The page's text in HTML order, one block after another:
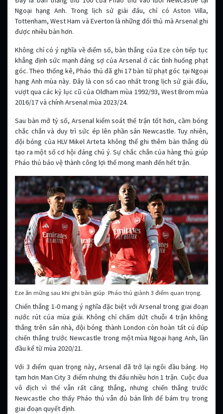
Ngoại hạng Anh. Trong lịch sử giải đấu, chỉ có Aston Villa,
Tottenham, West Ham và Everton là những đối thủ mà Arsenal ghi
được nhiều bàn hơn.
Không chỉ có ý nghĩa về điểm số, bàn thắng của Eze còn tiếp tục
khẳng định sức mạnh đáng sợ của Arsenal ở các tình huống phạt
góc. Theo thống kê, Pháo thủ đã ghi 17 bàn từ phạt góc tại Ngoại
hạng Anh mùa này. Đây là con số cao nhất trong lịch sử giải đấu,
vượt qua các kỷ lục cũ của Oldham mùa 1992/93, West Brom mùa
2016/17 và chính Arsenal mùa 2023/24.
Sau bàn mở tỷ số, Arsenal kiểm soát thế trận tốt hơn, cầm bóng
chắc chắn và duy trì sức ép lên phần sân Newcastle. Tuy nhiên,
đội bóng của HLV Mikel Arteta không thể ghi thêm bàn thắng dù
tạo ra một số cơ hội đáng chú ý. Sự chắc chắn của hàng thủ giúp
Pháo thủ bảo vệ thành công lợi thế mong manh đến hết trận.
Eze ăn mừng sau khi ghi bàn giúp Pháo thủ giành 3 điểm quan trọng.
Chiến thắng 1-0 mang ý nghĩa đặc biệt với Arsenal trong giai đoạn
nước rút của mùa giải. Không chỉ chấm dứt chuỗi 4 trận không
thắng trên sân nhà, đội bóng thành London còn hoàn tất cú đúp
chiến thắng trước Newcastle trong một mùa Ngoại hạng Anh, lần
đầu kể từ mùa 2020/21.
Với 3 điểm quan trọng này, Arsenal đã trở lại ngôi đầu bảng. Họ
tạm hơn Man City 3 điểm nhưng thi đấu nhiều hơn 1 trận. Cuộc đua
vô địch vì thế vẫn rất căng thẳng, nhưng chiến thắng trước
Newcastle cho thấy Pháo thủ vẫn đủ bản lĩnh để bám trụ trong
giai đoạn quyết định.